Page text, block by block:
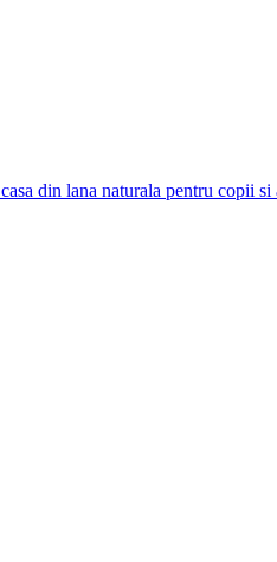
din lana naturala pentru copii si